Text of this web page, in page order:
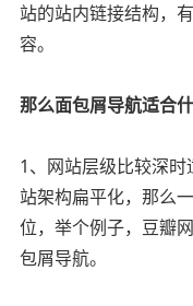
站的站内链接结构，
容。
那么面包屑导航适合
1、网站层级比较深
站架构扁平化，那么
位，举个例子，豆瓣
包屑导航。